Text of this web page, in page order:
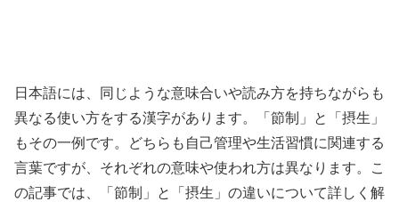
日本語には、同じような意味合いや読み方を持ちながらも
異なる使い方をする漢字があります。「節制」と「摂生」
もその一例です。どちらも自己管理や生活習慣に関連する
言葉ですが、それぞれの意味や使われ方は異なります。こ
の記事では、「節制」と「摂生」の違いについて詳しく解